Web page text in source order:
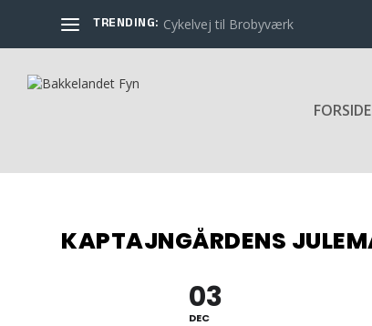
TRENDING: Cykelvej til Brobyværk
FORSIDE
KAPTAJNGÅRDENS
03
DEC